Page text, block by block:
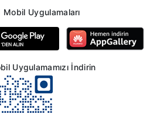
Uygulamaları
Uygulamamızı İndirin